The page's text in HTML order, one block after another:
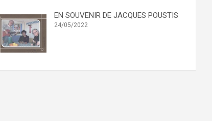
EN SOUVENIR DE JACQUES POUSTIS
24/05/2022